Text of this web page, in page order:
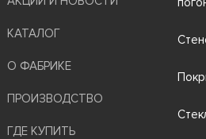
КАТАЛОГ
О ФАБРИКЕ
ПРОИЗВОДСТВО
ГДЕ КУПИТЬ